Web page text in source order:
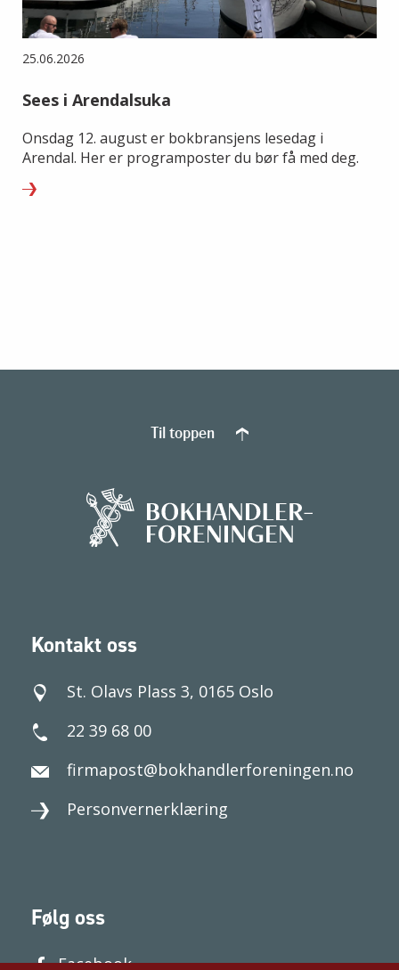
25.06.2026
Sees i Arendalsuka
Onsdag 12. august er bokbransjens lesedag i
Arendal. Her er programposter du bør få med deg.
Kontakt oss
St. Olavs Plass 3, 0165 Oslo
22 39 68 00
firmapost@bokhandlerforeningen.no
Personvernerklæring
Følg oss
Facebook
Til toppen